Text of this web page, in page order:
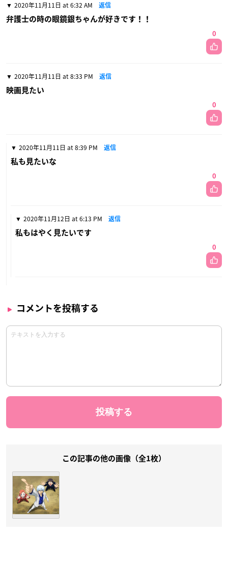
2020年11月11日 at 6:32 AM 返信
弁護士の時の眼鏡銀ちゃんが好きです！！
0
2020年11月11日 at 8:33 PM 返信
映画見たい
0
2020年11月11日 at 8:39 PM 返信
私も見たいな
0
2020年11月12日 at 6:13 PM 返信
私もはやく見たいです
0
コメントを投稿する
この記事の他の画像（全1枚）